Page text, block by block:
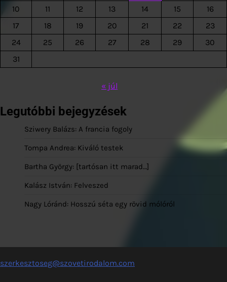
10
11 12 13 14 15
16
17
18 19 20 21 22
23
24
25 26 27 28 29
30
31
« júl
Legutóbbi bejegyzések
Sziwery Balázs: A francia fogoly
Tompa Andrea: Kiváló testek
Bartha György: [tartósan itt marad…]
Kalász István: Felveszed
Nagy Lóránd: Hosszú séta egy rövid mólóról
szerkesztoseg@szovetirodalom.com